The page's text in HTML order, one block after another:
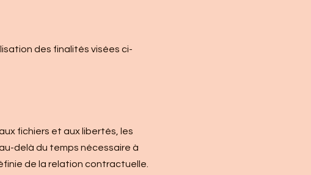
des finalités visées ci-
fichiers et aux libertés, les
delà du temps nécessaire à
de la relation contractuelle.